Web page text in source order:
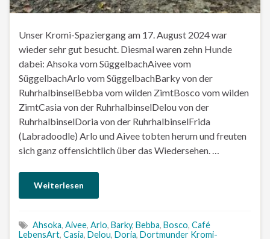
Unser Kromi-Spaziergang am 17. August 2024 war
wieder sehr gut besucht. Diesmal waren zehn Hunde
dabei: Ahsoka vom SüggelbachAivee vom
SüggelbachArlo vom SüggelbachBarky von der
RuhrhalbinselBebba vom wilden ZimtBosco vom wilden
ZimtCasia von der RuhrhalbinselDelou von der
RuhrhalbinselDoria von der RuhrhalbinselFrida
(Labradoodle) Arlo und Aivee tobten herum und freuten
sich ganz offensichtlich über das Wiedersehen. …
Weiterlesen
Ahsoka, Aivee, Arlo, Barky, Bebba, Bosco, Café
LebensArt, Casia, Delou, Doria, Dortmunder Kromi-